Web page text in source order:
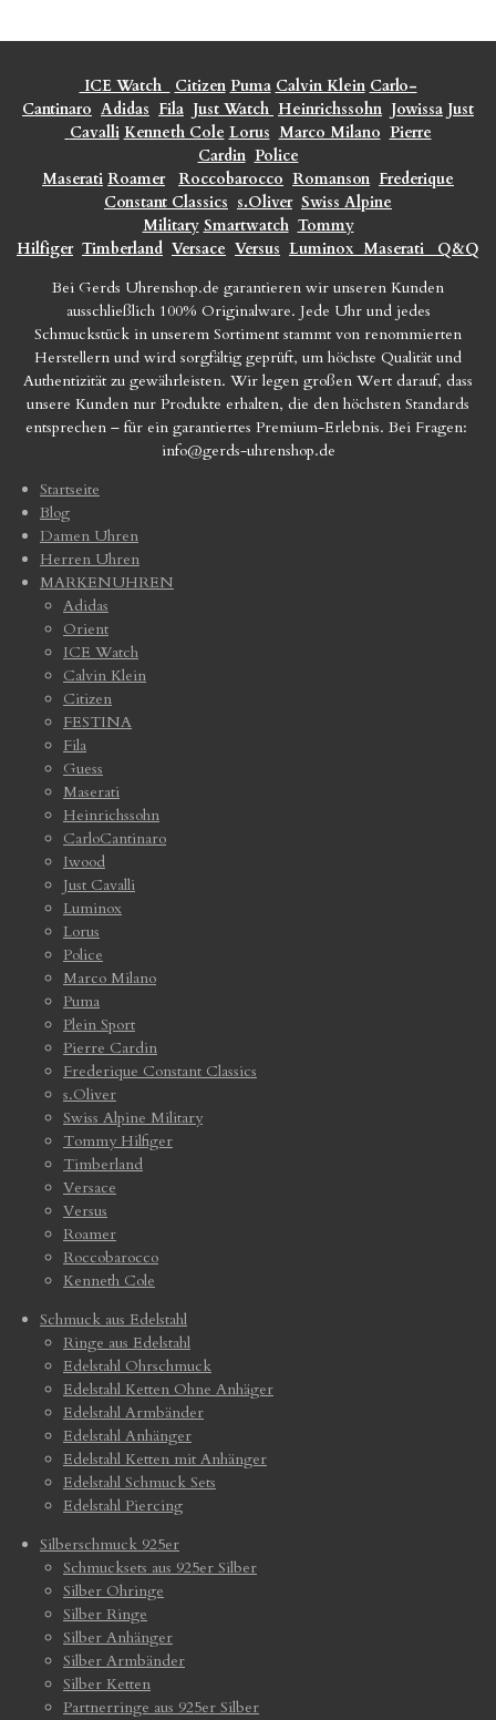
ICE Watch Citizen Puma Calvin Klein Carlo-
Cantinaro Adidas Fila Just Watch Heinrichssohn Jowissa Just
Cavalli Kenneth Cole Lorus Marco Milano Pierre
Cardin Police
Maserati Roamer Roccobarocco Romanson Frederique
Constant Classics s.Oliver Swiss Alpine
Military Smartwatch Tommy
Hilfiger Timberland Versace Versus Luminox Maserati
Q&Q
Bei Gerds Uhrenshop.de garantieren wir unseren Kunden
ausschließlich 100% Originalware. Jede Uhr und jedes
Schmuckstück in unserem Sortiment stammt von renommierten
Herstellern und wird sorgfältig geprüft, um höchste Qualität und
Authentizität zu gewährleisten. Wir legen großen Wert darauf, dass
unsere Kunden nur Produkte erhalten, die den höchsten Standards
entsprechen – für ein garantiertes Premium-Erlebnis. Bei Fragen:
info@gerds-uhrenshop.de
Startseite
Blog
Damen Uhren
Herren Uhren
MARKENUHREN
Adidas
Orient
ICE Watch
Calvin Klein
Citizen
FESTINA
Fila
Guess
Maserati
Heinrichssohn
CarloCantinaro
Iwood
Just Cavalli
Luminox
Lorus
Police
Marco Milano
Puma
Plein Sport
Pierre Cardin
Frederique Constant Classics
s.Oliver
Swiss Alpine Military
Tommy Hilfiger
Timberland
Versace
Versus
Roamer
Roccobarocco
Kenneth Cole
Schmuck aus Edelstahl
Ringe aus Edelstahl
Edelstahl Ohrschmuck
Edelstahl Ketten Ohne Anhäger
Edelstahl Armbänder
Edelstahl Anhänger
Edelstahl Ketten mit Anhänger
Edelstahl Schmuck Sets
Edelstahl Piercing
Silberschmuck 925er
Schmucksets aus 925er Silber
Silber Ohringe
Silber Ringe
Silber Anhänger
Silber Armbänder
Silber Ketten
Partnerringe aus 925er Silber